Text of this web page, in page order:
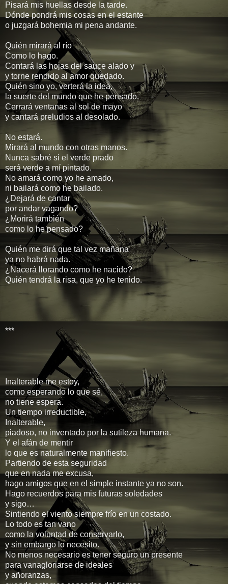
Pisará mis huellas desde la tarde.
Dónde pondrá mis cosas en el estante
o juzgará bohemia mi pena andante.
Quién mirará al río
Como lo hago.
Contará las hojas del sauce alado y
y torne rendido al amor quedado.
Quién sino yo, verterá la idea,
la suerte del mundo que he pensado.
Cerrará ventanas al sol de mayo
y cantará preludios al desolado.
No estará.
Mirará al mundo con otras manos.
Nunca sabré si el verde prado
será verde a mí pintado.
No amará como yo he amado,
ni bailará como he bailado.
¿Dejará de cantar
por andar vagando?
¿Morirá también
como lo he pensado?
Quién me dirá que tal vez mañana
ya no habrá nada.
¿Nacerá llorando como he nacido?
Quién tendrá la risa, que yo he tenido.
***
Inalterable me estoy,
como esperando lo que sé,
no tiene espera.
Un tiempo irreductible,
Inalterable,
piadoso, no inventado por la sutileza humana.
Y el afán de mentir
lo que es naturalmente manifiesto.
Partiendo de esta seguridad
que en nada me excusa,
hago amigos que en el simple instante ya no son.
Hago recuerdos para mis futuras soledades
y sigo…
Sintiendo el viento siempre frío en un costado.
Lo todo es tan vano
como la voluntad de conservarlo,
y sin embargo lo necesito.
No menos necesario es tener seguro un presente
para vanagloriarse de ideales
y añoranzas,